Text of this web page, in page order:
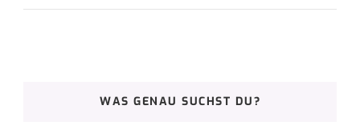
WAS GENAU SUCHST DU?